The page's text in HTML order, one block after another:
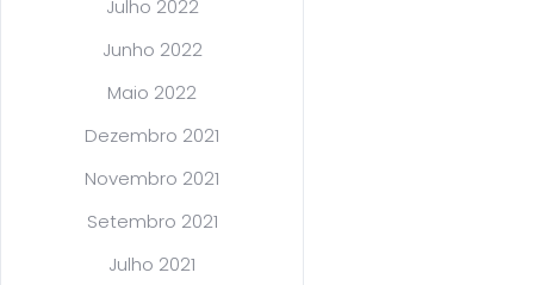
Julho 2022
Junho 2022
Maio 2022
Dezembro 2021
Novembro 2021
Setembro 2021
Julho 2021